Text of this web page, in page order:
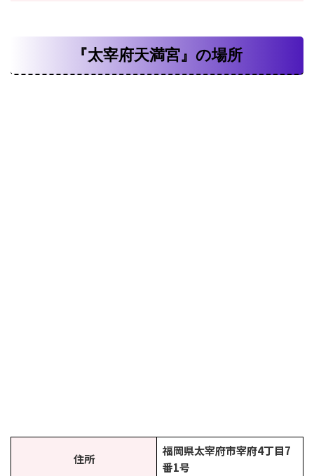
『太宰府天満宮』の場所
住所
福岡県太宰府市宰府4丁目7
番1号